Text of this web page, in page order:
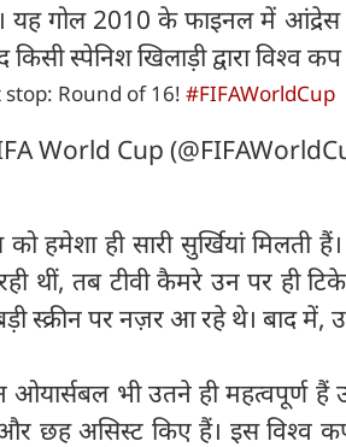
यह गोल 2010 के फाइनल में आंद्रेस
किसी स्पेनिश खिलाड़ी द्वारा
stop: Round of 16! #FIFAWorldCup
World Cup
को हमेशा ही सारी सुर्खियां
थीं, तब टीवी कैमरे उन पर ही
स्क्रीन पर नज़र आ रहे थे। बाद में,
ओयार्सबल भी उतने ही महत्वपूर्ण
छह असिस्ट किए हैं। इस विश्व